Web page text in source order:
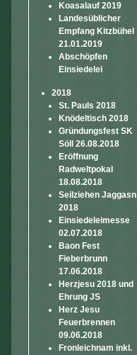
Koasalauf 2019
Landesüblicher
Empfang Kitzbühel
21.01.2019
Abschöpfen
Einsiedelei
2018
St. Pauls 2018
Knödeltisch 2018
Gründungsfest SK
Söll 26.08.2018
Eröffnung
Radweltpokal
18.08.2018
Seilziehen Jaggasn
2018
Einsiedeleimesse
02.07.2018
Baon Fest
Fieberbrunn
17.06.2018
Herzjesu 2018 und
Ehrung JS
Herz Jesu
Feuerbrennen
09.06.2018
Fronleichnam inkl.